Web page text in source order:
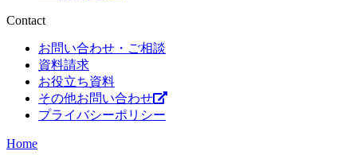
Contact
お問い合わせ・ご相談
資料請求
お役立ち資料
その他お問い合わせ
プライバシーポリシー
Home